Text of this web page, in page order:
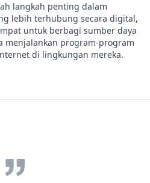
langkah penting dalam
lebih terhubung secara digital,
untuk berbagi sumber daya
menjalankan program-program
di lingkungan mereka.